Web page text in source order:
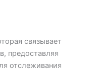
связывает
предоставляя
отслеживания